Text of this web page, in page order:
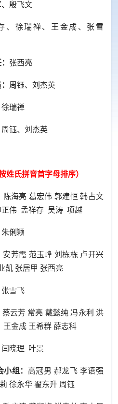
、殷飞文
、徐瑞禅、王金成、张雪
张西亮
周钰、刘杰英
徐瑞禅
周钰、刘杰英
姓氏拼音首字母排序）
陈海亮 葛宏伟 郭建恒 韩占文
正伟 孟祥存 吴涛 项越
安芳霞 范玉峰 刘栋栋 卢开兴
凯 张居甲 张西亮
蔡云芳 常亮 戴懿纯 冯永利 洪
金成 王希群 薛志科
叶景
组： 高冠男 郝龙飞 李语强
徐永华 翟东升 周钰